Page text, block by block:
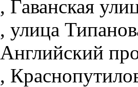
, Гаванская
, улица
Английский
,